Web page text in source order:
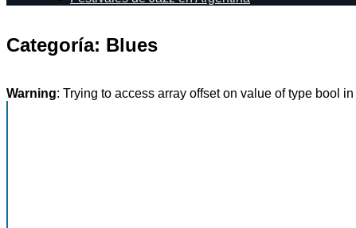
Categoría: Blues
Warning: Trying to access array offset on value of type bool in